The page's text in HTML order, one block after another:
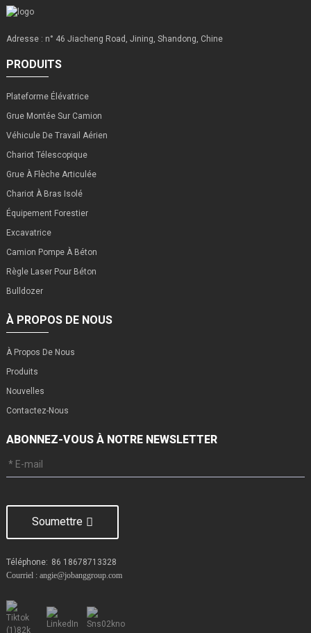
Adresse : n° 46 Jiacheng Road, Jining, Shandong, Chine
PRODUITS
Plateforme Élévatrice
Grue Montée Sur Camion
Véhicule De Travail Aérien
Chariot Télescopique
Grue À Flèche Articulée
Chariot À Bras Isolé
Équipement Forestier
Excavatrice
Camion Pompe À Béton
Règle Laser Pour Béton
Bulldozer
À PROPOS DE NOUS
À Propos De Nous
Produits
Nouvelles
Contactez-Nous
ABONNEZ-VOUS À NOTRE NEWSLETTER
Soumettre
Téléphone: 86 18678713328
Courriel : angie@jobanggroup.com